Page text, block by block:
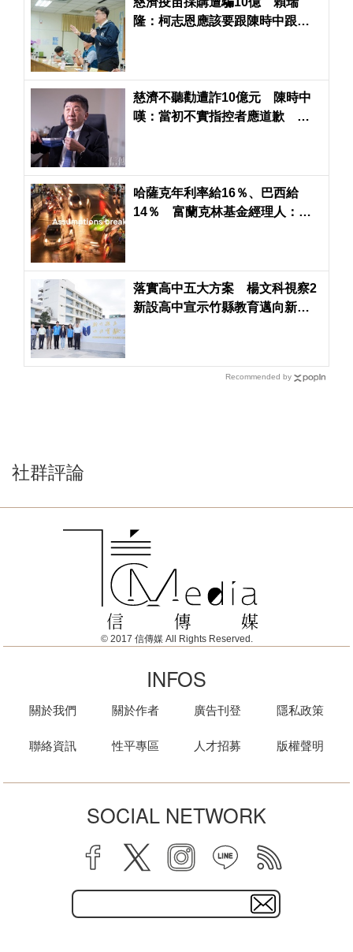
隆：柯志恩應該要跟陳時中跟民
慈濟不聽勸遭詐10億元 陳時中
嘆：當初不實指控者應道歉 綠
哈薩克年利率給16％、巴西給
14％ 富蘭克林基金經理人：除
落實高中五大方案 楊文科視察2
新設高中宣示竹縣教育邁向新篇
Recommended by
社群評論
© 2017 信傳媒 All Rights Reserved.
INFOS
關於我們
聯絡資訊
關於作者
性平專區
廣告刊登
人才招募
隱私政策
版權聲明
SOCIAL NETWORK
facebook twitter instagram